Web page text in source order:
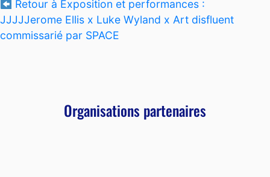
Retour à Exposition et performances :
JJJJJerome Ellis x Luke Wyland x Art disfluent
commissarié par SPACE
Organisations partenaires